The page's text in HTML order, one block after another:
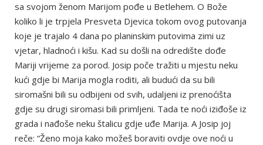
sa svojom ženom Marijom pođe u Betlehem. O Bože
koliko li je trpjela Presveta Djevica tokom ovog putovanja
koje je trajalo 4 dana po planinskim putovima zimi uz
vjetar, hladnoći i kišu. Kad su došli na odredište dođe
Mariji vrijeme za porod. Josip poče tražiti u mjestu neku
kući gdje bi Marija mogla roditi, ali budući da su bili
siromašni bili su odbijeni od svih, udaljeni iz prenoćišta
gdje su drugi siromasi bili primljeni. Tada te noći iziđoše iz
grada i nađoše neku štalicu gdje uđe Marija. A Josip joj
reče: “Ženo moja kako možeš boraviti ovdje ove noći u